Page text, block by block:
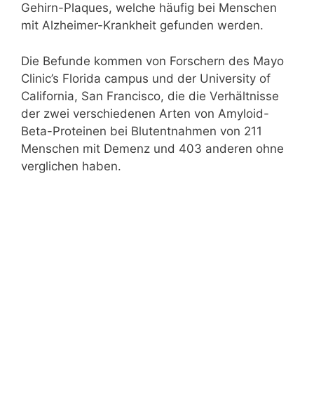
Gehirn-Plaques, welche häufig bei Menschen
mit Alzheimer-Krankheit gefunden werden.
Die Befunde kommen von Forschern des Mayo
Clinic’s Florida campus und der University of
California, San Francisco, die die Verhältnisse
der zwei verschiedenen Arten von Amyloid-
Beta-Proteinen bei Blutentnahmen von 211
Menschen mit Demenz und 403 anderen ohne
verglichen haben.